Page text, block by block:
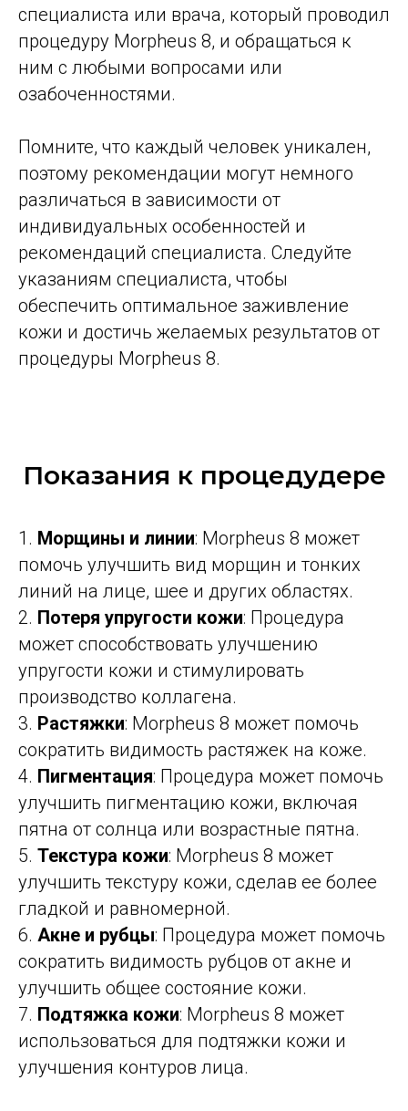
специалиста или врача, который проводил
процедуру Morpheus 8, и обращаться к
ним с любыми вопросами или
озабоченностями.
Помните, что каждый человек уникален,
поэтому рекомендации могут немного
различаться в зависимости от
индивидуальных особенностей и
рекомендаций специалиста. Следуйте
указаниям специалиста, чтобы
обеспечить оптимальное заживление
кожи и достичь желаемых результатов от
процедуры Morpheus 8.
Показания к процедудере
1. Морщины и линии: Morpheus 8 может
помочь улучшить вид морщин и тонких
линий на лице, шее и других областях.
2. Потеря упругости кожи: Процедура
может способствовать улучшению
упругости кожи и стимулировать
производство коллагена.
3. Растяжки: Morpheus 8 может помочь
сократить видимость растяжек на коже.
4. Пигментация: Процедура может помочь
улучшить пигментацию кожи, включая
пятна от солнца или возрастные пятна.
5. Текстура кожи: Morpheus 8 может
улучшить текстуру кожи, сделав ее более
гладкой и равномерной.
6. Акне и рубцы: Процедура может помочь
сократить видимость рубцов от акне и
улучшить общее состояние кожи.
7. Подтяжка кожи: Morpheus 8 может
использоваться для подтяжки кожи и
улучшения контуров лица.